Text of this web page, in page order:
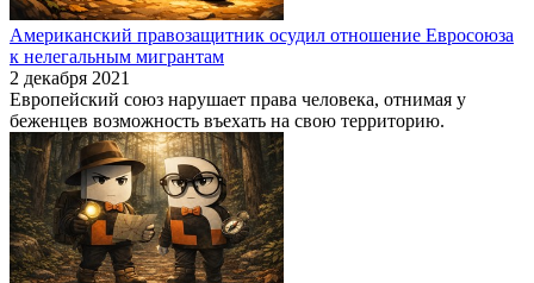
Американский правозащитник осудил отношение Евросоюза
к нелегальным мигрантам
2 декабря 2021
Европейский союз нарушает права человека, отнимая у
беженцев возможность въехать на свою территорию.